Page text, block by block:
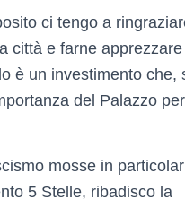
ci tengo a
città e farne
è un investimento che,
del Palazzo
mosse in particolar
5 Stelle, ribadisco la